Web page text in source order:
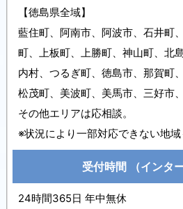
【徳島県全域】
藍住町、阿南市、阿波市、石井町
町、上板町、上勝町、神山町、北
内村、つるぎ町、徳島市、那賀町
松茂町、美波町、美馬市、三好市
その他エリアは応相談。
※状況により一部対応できない地域
受付時間 （インタ
24時間365日 年中無休